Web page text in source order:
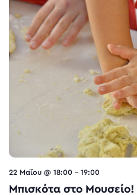
22 Μαΐου @ 18:00 - 19:00
Μπισκότα στο Μουσείο!